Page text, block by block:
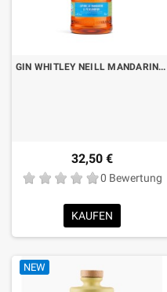
GIN WHITLEY NEILL MANDARIN & PERSIMMON CL.70
32,50 €
0 Bewertung
KAUFEN
NEW